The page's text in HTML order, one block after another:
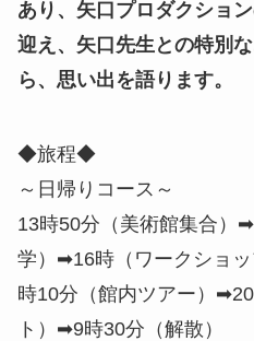
あり、矢口プロダクショ
迎え、矢口先生との特別
ら、思い出を語ります。
◆旅程◆
～日帰りコース～
13時50分（美術館集合）
学）➡16時（ワークショ
時10分（館内ツアー）
ト）➡9時30分（解散）